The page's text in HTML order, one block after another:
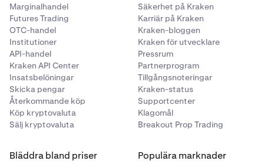
Marginalhandel
Futures Trading
OTC-handel
Institutioner
API-handel
Kraken API Center
Insatsbelöningar
Skicka pengar
Återkommande köp
Köp kryptovaluta
Sälj kryptovaluta
Säkerhet på Kraken
Karriär på Kraken
Kraken-bloggen
Kraken för utvecklare
Pressrum
Partnerprogram
Tillgångsnoteringar
Kraken-status
Supportcenter
Klagomål
Breakout Prop Trading
Bläddra bland priser Populära marknader